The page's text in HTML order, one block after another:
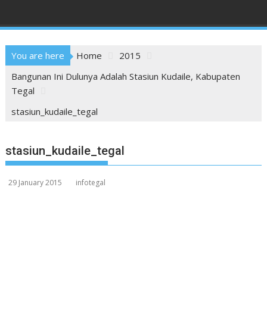
You are here Home
2015
Bangunan Ini Dulunya Adalah Stasiun Kudaile, Kabupaten
Tegal
stasiun_kudaile_tegal
stasiun_kudaile_tegal
29 January 2015 infotegal